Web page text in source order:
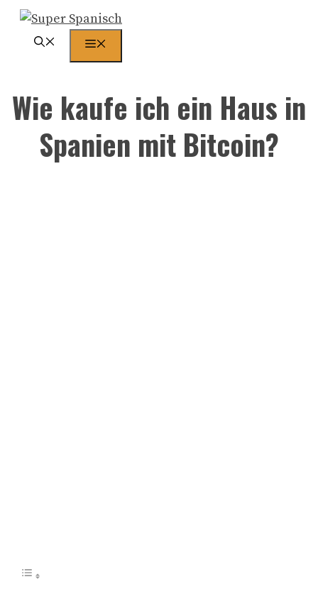
Zum
Inhalt
Wie kaufe ich ein Haus in
Spanien mit Bitcoin?